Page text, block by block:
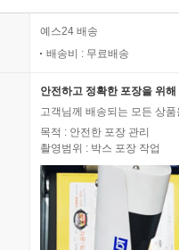
예스24 배송
배송비 : 무료배송
안전하고 정확한 포장을 위
고객님께 배송되는 모든 상
목적 : 안전한 포장 관리
촬영범위 : 박스 포장 작업